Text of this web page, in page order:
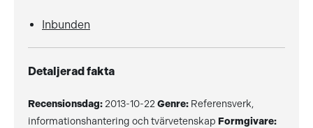
Inbunden
Detaljerad fakta
Recensionsdag: 2013-10-22 Genre: Referensverk,
informationshantering och tvärvetenskap Formgivare: